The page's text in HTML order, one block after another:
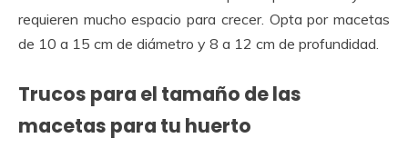
requieren mucho espacio para crecer. Opta por macetas
de 10 a 15 cm de diámetro y 8 a 12 cm de profundidad.
Trucos para el tamaño de las
macetas para tu huerto